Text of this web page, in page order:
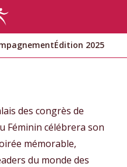
Édition 2025
des congrès de
Féminin célébrera son
mémorable,
du monde des